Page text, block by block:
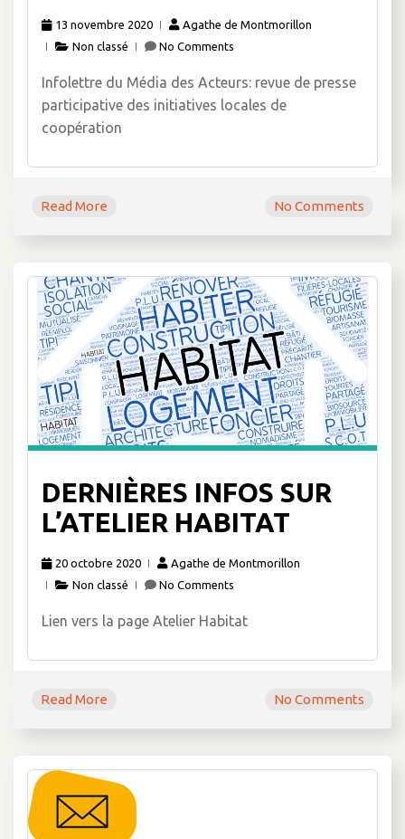
13 novembre 2020
Agathe de Montmorillon
Non classé
No Comments
Infolettre du Média des Acteurs: revue de presse
participative des initiatives locales de
coopération
Read More No Comments
DERNIÈRES INFOS SUR
L’ATELIER HABITAT
20 octobre 2020
Agathe de Montmorillon
Non classé
No Comments
Lien vers la page Atelier Habitat
Read More No Comments